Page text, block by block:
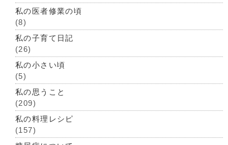
私の医者修業の頃
(8)
私の子育て日記
(26)
私の小さい頃
(5)
私の思うこと
(209)
私の料理レシピ
(157)